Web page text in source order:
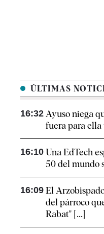
ÚLTIMAS
16:32 Ayuso niega
fuera para ella
16:10 Una EdTech
50 del mundo
16:09 El
del párroco
Rabat" [...]